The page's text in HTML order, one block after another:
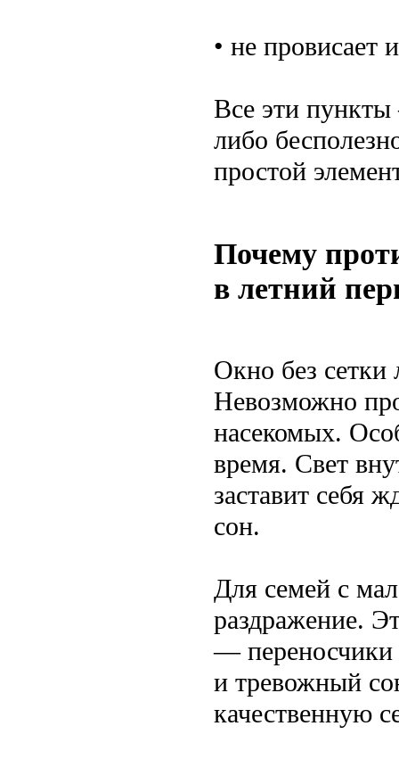
• не провисает
Все эти пункты
либо
простой
Почему
в летний
Окно без
Невозможно
насекомых.
время. Свет
заставит себя
сон.
Для семей с
раздражение.
—
и тревожный
качественную